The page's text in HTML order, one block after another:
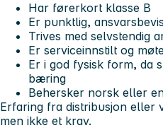
Har førerkort klasse B
Er punktlig,
Trives med selvstendig
Er serviceinnstilt og
Er i god fysisk form, da
bæring
Behersker norsk eller
Erfaring fra distribusjon eller
men ikke et krav.